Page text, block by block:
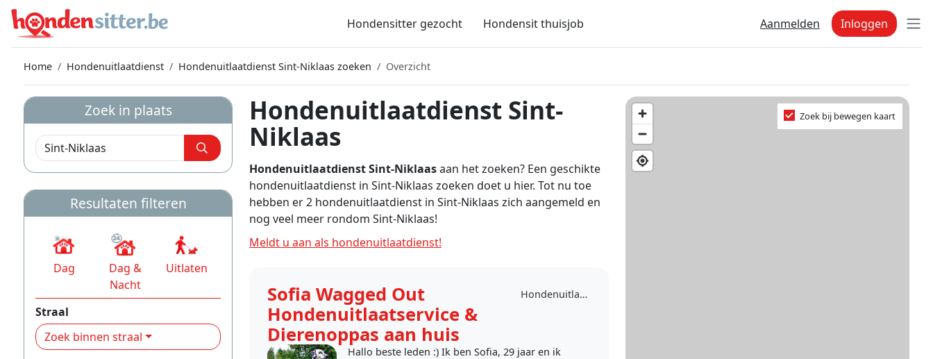
Hondensitter gezocht Hondensit thuisjob Aanmelden Inloggen
Home Hondenuitlaatdienst Hondenuitlaatdienst Sint-Niklaas zoeken Overzicht
Hondenuitlaatdienst Sint-
Niklaas
Hondenuitlaatdienst Sint-Niklaasaan het zoeken? Een geschikte
hondenuitlaatdienst in Sint-Niklaas zoeken doet u hier. Tot nu toe
hebben er 2 hondenuitlaatdienst in Sint-Niklaas zich aangemeld en
nog veel meer rondom Sint-Niklaas!
Meldt u aan als hondenuitlaatdienst!
Sofia Wagged Out
Hondenuitlaatservice &
Dierenoppas aan huis
Hondenuitlaatdienst Sint-Niklaas
Hallo beste leden :) Ik ben Sofia, 29 jaar en ik
Zoek bij bewegen kaart
Zoek in plaats
Resultaten filteren
Dag
Dag &
Nacht
Uitlaten
Straal
Zoek binnen straal